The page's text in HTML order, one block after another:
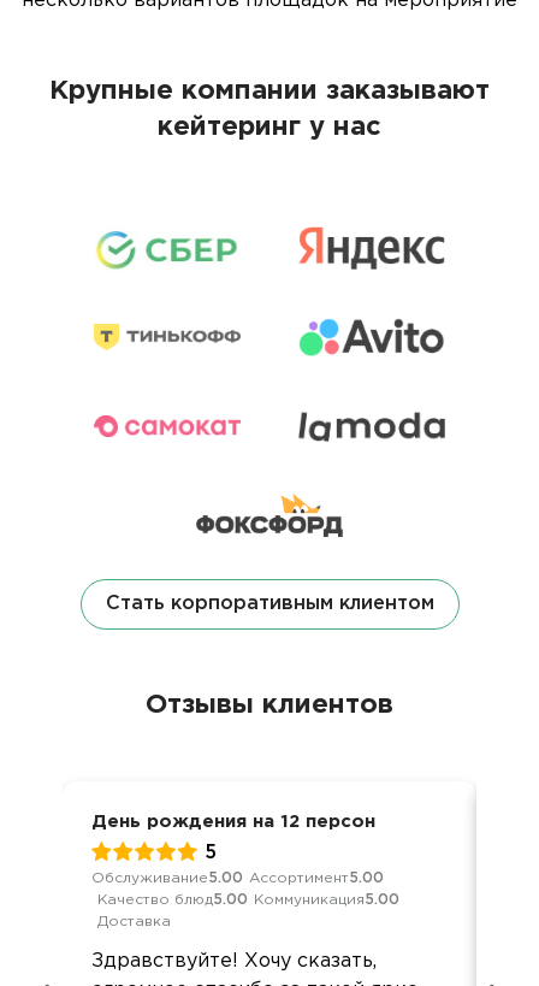
Крупные компании заказывают
кейтеринг у нас
Стать корпоративным клиентом
Отзывы клиентов
День рождения на 12 персон
5
Обслуживание5.00 Ассортимент5.00
Качество блюд5.00 Коммуникация5.00
Доставка
Здравствуйте! Хочу сказать,